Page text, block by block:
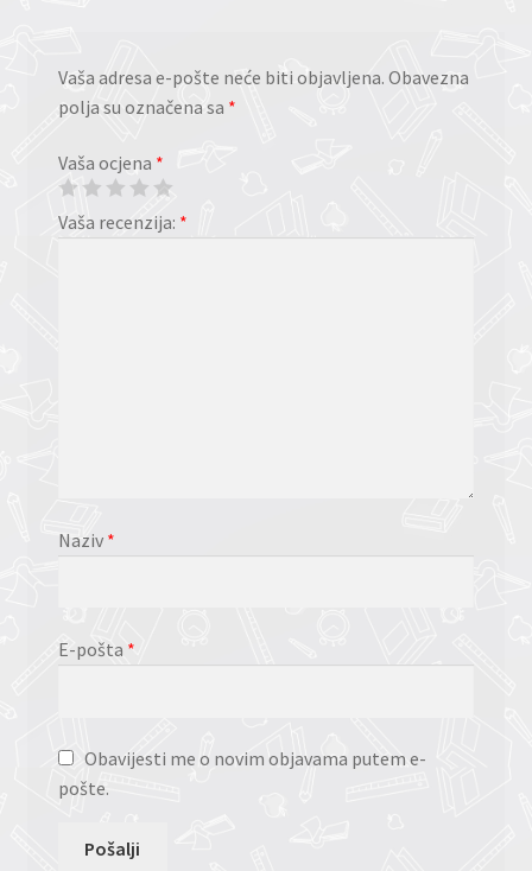
Vaša adresa e-pošte neće biti objavljena. Obavezna
polja su označena sa *
Vaša ocjena *
Vaša recenzija: *
Naziv *
E-pošta *
Obavijesti me o novim objavama putem e-
pošte.